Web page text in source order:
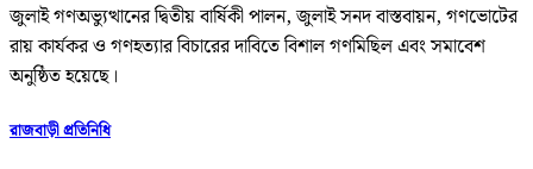
জুলাই গণঅভ্যুত্থানের দ্বিতীয় বার্ষিকী পালন, জুলাই সনদ বাস্তবায়ন, গণভোটের
রায় কার্যকর ও গণহত্যার বিচারের দাবিতে বিশাল গণমিছিল এবং সমাবেশ
অনুষ্ঠিত হয়েছে।
রাজবাড়ী প্রতিনিধি